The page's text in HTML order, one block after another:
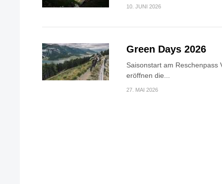
10. JUNI 2026
Green Days 2026
Saisonstart am Reschenpass
eröffnen die...
27. MAI 2026